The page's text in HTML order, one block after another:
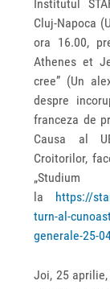
Institutul
Cluj-Napoca
ora 16.00,
Athenes et
cree” (Un
despre
franceza de
Causa al
Croitorilor,
la https://
turn-al-
generale-25-
Joi, 25